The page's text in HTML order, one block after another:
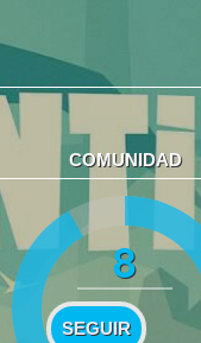
COMUNIDAD
8
SEGUIR